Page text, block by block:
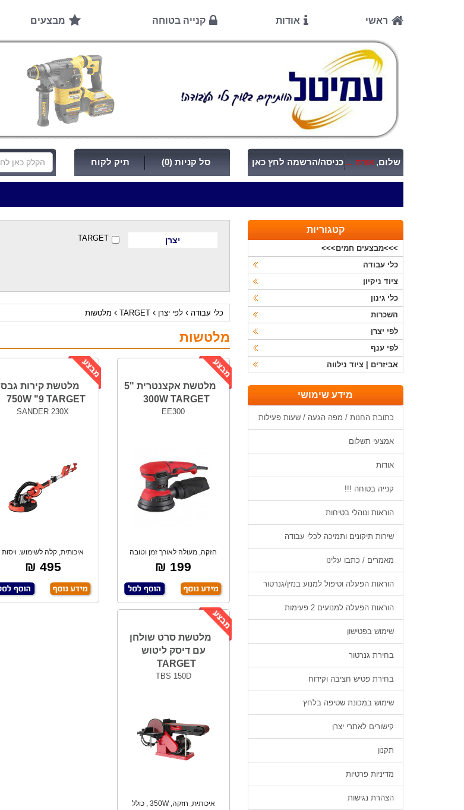
ראשי אודות קנייה בטוחה מבצעים
סל קניות (0) תיק לקוח שלום, אורח ... כניסה/הרשמה לחץ כאן
יצרן TARGET
כלי עבודה לפי יצרן TARGET מלטשות
מלטשות
מלטשת אקצנטרית "5
300W TARGET
EE300
חזקה, מעולה לאורך זמן וטובה
לבית ולמקצוע
199 ₪
מלטשת קירות גבס
750W "9 TARGET
SANDER 230X
איכותית, קלה לשימוש. ויסות
אלקטרוני, מוט
495 ₪
מלטשת סרט שולחן
עם דיסק ליטוש
TARGET
TBS 150D
איכותית, חזקה, 350W , כולל
קטגוריות
>>>מבצעים חמים>>>
כלי עבודה
ציוד ניקיון
כלי גינון
השכרות
לפי יצרן
לפי ענף
אביזרים | ציוד נילווה
מידע שימושי
כתובת החנות / מפה הגעה / שעות פעילות
אמצעי תשלום
אודות
קנייה בטוחה !!!
הוראות ונוהלי בטיחות
שירות תיקונים ותמיכה לכלי עבודה
מאמרים / כתבו עלינו
הוראות הפעלה וטיפול למנוע בנזין/גנרטור
הוראות הפעלה למנועים 2 פעימות
שימוש בפטישון
בחירת גנרטור
בחירת פטיש חציבה וקידוח
שימוש במכונת שטיפה בלחץ
קישורים לאתרי יצרן
תקנון
מדיניות פרטיות
הצהרת נגישות